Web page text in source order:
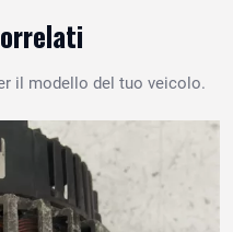
il modello del tuo veicolo.